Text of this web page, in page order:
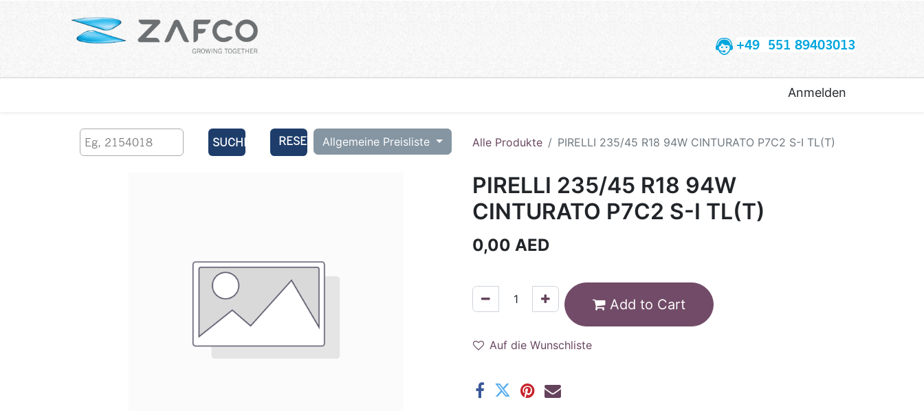
+49 551 89403013
Anmelden
SUCHEN RESET Allgemeine Preisliste Alle Produkte PIRELLI 235/45 R18 94W CINTURATO P7C2 S-I TL(T)
PIRELLI 235/45 R18 94W
CINTURATO P7C2 S-I TL(T)
0,00 AED
Add to Cart
Auf die Wunschliste